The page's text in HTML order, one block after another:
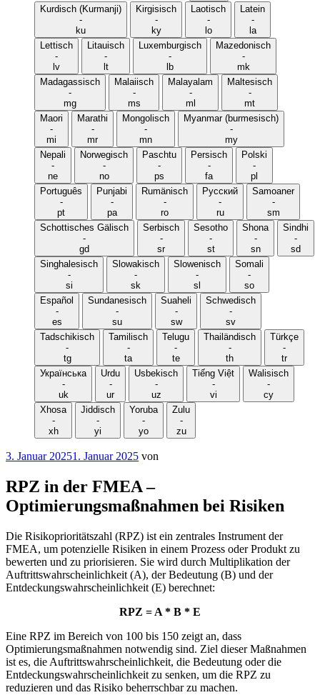
Kurdisch (Kurmanji)
-
ku
Kirgisisch
-
ky
Laotisch
-
lo
Latein
-
la
Lettisch
-
lv
Litauisch
-
lt
Luxemburgisch
-
lb
Mazedonisch
-
mk
Madagassisch
-
mg
Malaiisch
-
ms
Malayalam
-
ml
Maltesisch
-
mt
Maori
-
mi
Marathi
-
mr
Mongolisch
-
mn
Myanmar (burmesisch)
-
my
Nepali
-
ne
Norwegisch
-
no
Paschtu
-
ps
Persisch
-
fa
Polski
-
pl
Português
-
pt
Punjabi
-
pa
Rumänisch
-
ro
Русский
-
ru
Samoaner
-
sm
Schottisches Gälisch
-
gd
Serbisch
-
sr
Sesotho
-
st
Shona
-
sn
Sindhi
-
sd
Singhalesisch
-
si
Slowakisch
-
sk
Slowenisch
-
sl
Somali
-
so
Español
-
es
Sundanesisch
-
su
Suaheli
-
sw
Schwedisch
-
sv
Tadschikisch
-
tg
Tamilisch
-
ta
Telugu
-
te
Thailändisch
-
th
Türkçe
-
tr
Українська
-
uk
Urdu
-
ur
Usbekisch
-
uz
Tiếng Việt
-
vi
Walisisch
-
cy
Xhosa
-
xh
Jiddisch
-
yi
Yoruba
-
yo
Zulu
-
zu
Veröffentlicht
3. Januar 20251. Januar 2025 von
RPZ in der FMEA –
Optimierungsmaßnahmen bei Risiken
Die Risikoprioritätszahl (RPZ) ist ein zentrales Instrument der
FMEA, um potenzielle Risiken in einem Prozess oder Produkt zu
bewerten und zu priorisieren. Sie wird durch Multiplikation der
Auftrittswahrscheinlichkeit (A), der Bedeutung (B) und der
Entdeckungswahrscheinlichkeit (E) berechnet:
RPZ = A * B * E
Eine RPZ im Bereich von 100 bis 150 zeigt an, dass
Optimierungsmaßnahmen notwendig sind. Ziel dieser Maßnahmen
ist es, die Auftrittswahrscheinlichkeit, die Bedeutung oder die
Entdeckungswahrscheinlichkeit zu senken, um die RPZ zu
reduzieren und das Risiko beherrschbar zu machen.